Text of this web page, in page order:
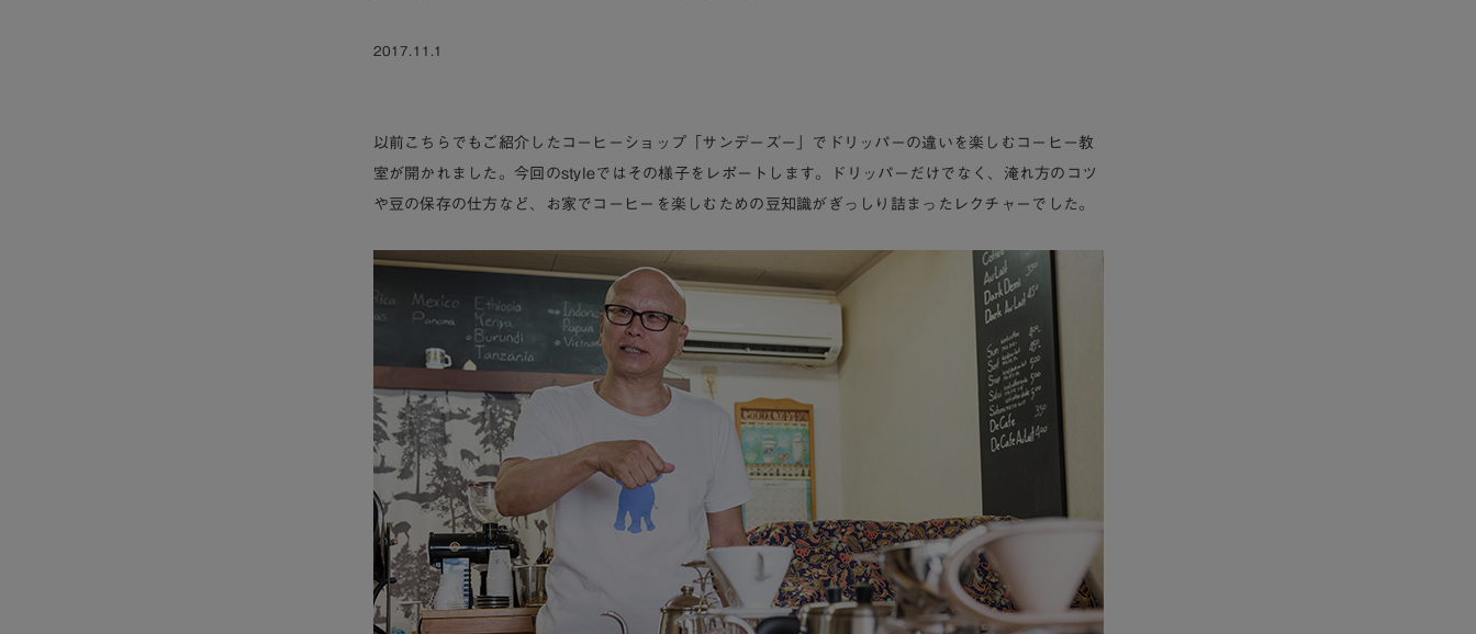
2017.11.1
以前こちらでもご紹介したコーヒーショップ「サンデーズー」でドリッパーの違いを楽しむコーヒー教
室が開かれました。今回のstyleではその様子をレポートします。ドリッパーだけでなく、淹れ方のコツ
や豆の保存の仕方など、お家でコーヒーを楽しむための豆知識がぎっしり詰まったレクチャーでした。